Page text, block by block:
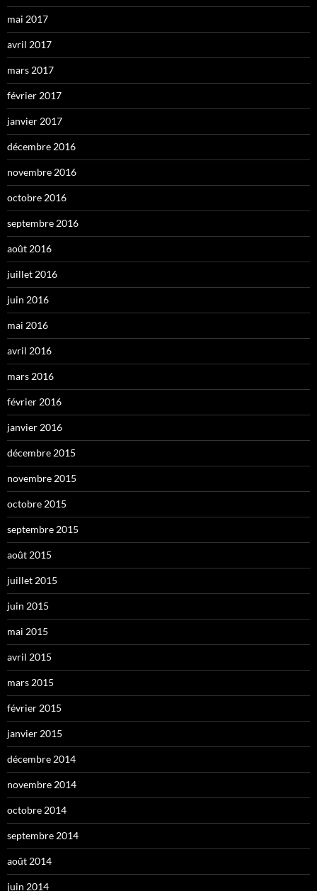
mai 2017
avril 2017
mars 2017
février 2017
janvier 2017
décembre 2016
novembre 2016
octobre 2016
septembre 2016
août 2016
juillet 2016
juin 2016
mai 2016
avril 2016
mars 2016
février 2016
janvier 2016
décembre 2015
novembre 2015
octobre 2015
septembre 2015
août 2015
juillet 2015
juin 2015
mai 2015
avril 2015
mars 2015
février 2015
janvier 2015
décembre 2014
novembre 2014
octobre 2014
septembre 2014
août 2014
juin 2014